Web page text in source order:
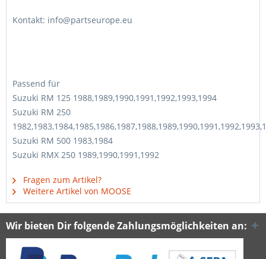
Kontakt: info@partseurope.eu
Passend für
Suzuki RM 125 1988,1989,1990,1991,1992,1993,1994
Suzuki RM 250
Suzuki RM 500 1983,1984
Suzuki RMX 250 1989,1990,1991,1992
Fragen zum Artikel?
Weitere Artikel von MOOSE
Wir bieten Dir folgende Zahlungsmöglichkeiten an: